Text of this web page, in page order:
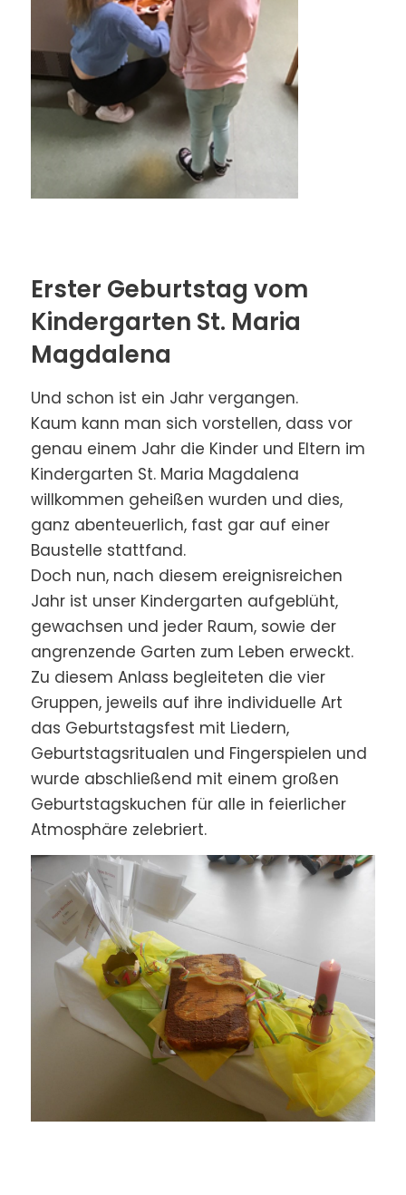
Erster Geburtstag vom
Kindergarten St. Maria
Magdalena
Und schon ist ein Jahr vergangen.
Kaum kann man sich vorstellen, dass vor
genau einem Jahr die Kinder und Eltern im
Kindergarten St. Maria Magdalena
willkommen geheißen wurden und dies,
ganz abenteuerlich, fast gar auf einer
Baustelle stattfand.
Doch nun, nach diesem ereignisreichen
Jahr ist unser Kindergarten aufgeblüht,
gewachsen und jeder Raum, sowie der
angrenzende Garten zum Leben erweckt.
Zu diesem Anlass begleiteten die vier
Gruppen, jeweils auf ihre individuelle Art
das Geburtstagsfest mit Liedern,
Geburtstagsritualen und Fingerspielen und
wurde abschließend mit einem großen
Geburtstagskuchen für alle in feierlicher
Atmosphäre zelebriert.